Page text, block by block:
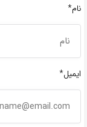
نام*
ایمیل*